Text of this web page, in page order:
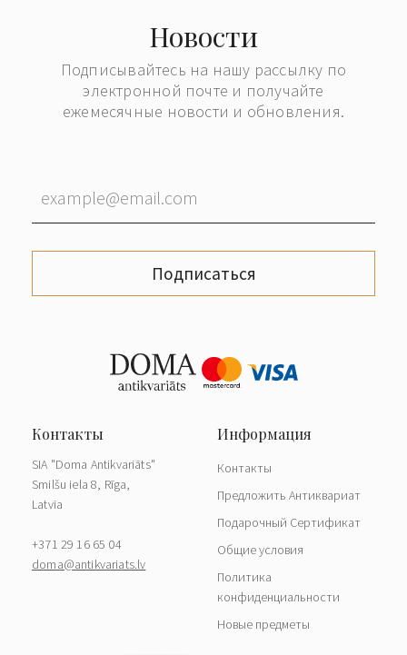
Новости
Подписывайтесь на нашу рассылку по
электронной почте и получайте
ежемесячные новости и обновления.
Подписаться
SIA "Doma Antikvariāts"
Smilšu iela 8, Rīga,
Latvia
+371 29 16 65 04
doma@antikvariats.lv
Контакты
Предложить Антиквариат
Подарочный Сертификат
Общие условия
Политика
конфиденциальности
Новые предметы